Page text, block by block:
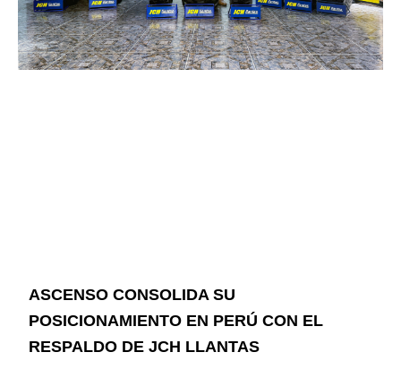
ASCENSO CONSOLIDA SU
POSICIONAMIENTO EN PERÚ CON EL
RESPALDO DE JCH LLANTAS